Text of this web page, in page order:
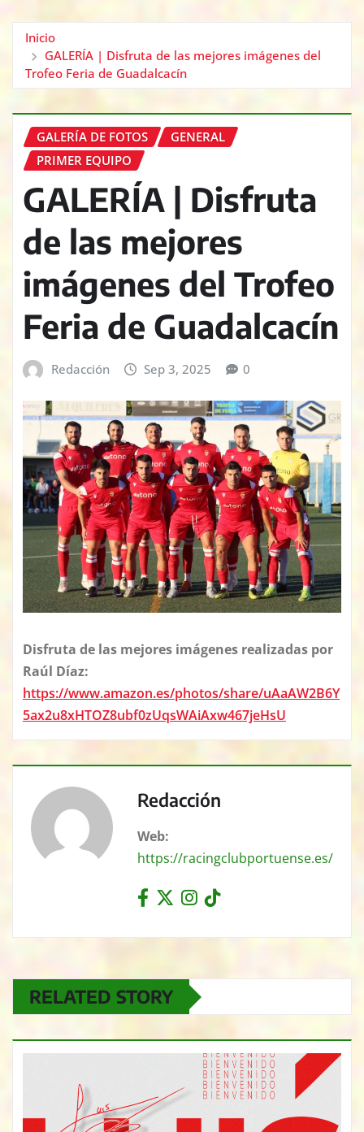
Inicio
GALERÍA | Disfruta de las mejores imágenes del
Trofeo Feria de Guadalcacín
GALERÍA DE FOTOS
GENERAL
PRIMER EQUIPO
GALERÍA | Disfruta
de las mejores
imágenes del Trofeo
Feria de Guadalcacín
Redacción Sep 3, 2025 0
Disfruta de las mejores imágenes realizadas por
Raúl Díaz:
https://www.amazon.es/photos/share/uAaAW2B6Y
5ax2u8xHTOZ8ubf0zUqsWAiAxw467jeHsU
Redacción
Web:
https://racingclubportuense.es/
RELATED STORY